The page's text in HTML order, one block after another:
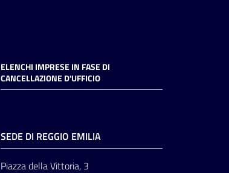
ELENCHI IMPRESE IN FASE DI
CANCELLAZIONE D'UFFICIO
SEDE DI REGGIO EMILIA
Piazza della Vittoria, 3